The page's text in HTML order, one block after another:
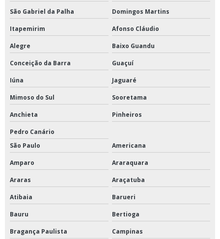
Homogeneizador em v
Homogeneizador em y
Homogeneizador stomacher
Incubadora shaker refrigerada de piso
Liofilizador de laboratório
Mesa agitadora com movimento orbital
Mesa agitadora para solos
Mesa necropsia inox
Mesa para necropsia com cuba
Moinho de bolas de bancada
Moinho de facas para laboratório
São Gabriel da Palha Domingos Martins
Itapemirim Afonso Cláudio
Alegre Baixo Guandu
Conceição da Barra Guaçuí
Iúna Jaguaré
Mimoso do Sul Sooretama
Anchieta Pinheiros
Pedro Canário
São Paulo
Americana
Amparo Araraquara
Araras Araçatuba
Atibaia Barueri
Bauru Bertioga
Bragança Paulista Campinas